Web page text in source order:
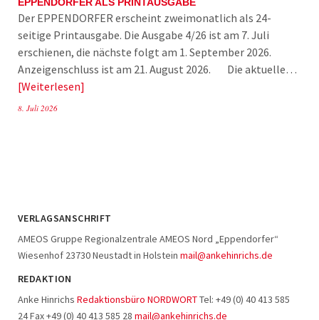
EPPENDORFER ALS PRINTAUSGABE
Der EPPENDORFER erscheint zweimonatlich als 24-
seitige Printausgabe. Die Ausgabe 4/26 ist am 7. Juli
erschienen, die nächste folgt am 1. September 2026.
Anzeigenschluss ist am 21. August 2026. Die aktuelle…
Weiterlesen
8. Juli 2026
VERLAGSANSCHRIFT
AMEOS Gruppe Regionalzentrale AMEOS Nord „Eppendorfer“
Wiesenhof 23730 Neustadt in Holstein mail@ankehinrichs.de
REDAKTION
Anke Hinrichs Redaktionsbüro NORDWORTTel: +49 (0) 40 413 585
24 Fax +49 (0) 40 413 585 28 mail@ankehinrichs.de